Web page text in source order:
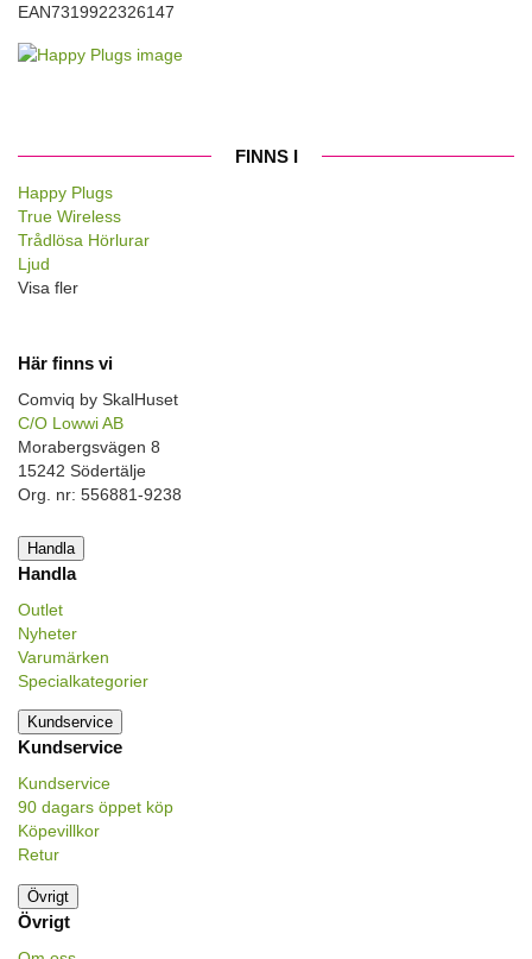
EAN7319922326147
FINNS I
Happy Plugs
True Wireless
Trådlösa Hörlurar
Ljud
Visa fler
Här finns vi
Comviq by SkalHuset
C/O Lowwi AB
Morabergsvägen 8
15242 Södertälje
Org. nr: 556881-9238
Handla
Handla
Outlet
Nyheter
Varumärken
Specialkategorier
Kundservice
Kundservice
Kundservice
90 dagars öppet köp
Köpevillkor
Retur
Övrigt
Övrigt